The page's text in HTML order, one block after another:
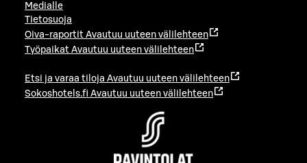
Medialle
Tietosuoja
Oiva-raportit Avautuu uuteen välilehteen
Työpaikat Avautuu uuteen välilehteen
Etsi ja varaa tiloja Avautuu uuteen välilehteen
Sokoshotels.fi Avautuu uuteen välilehteen